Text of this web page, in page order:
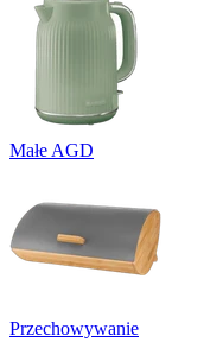
Małe AGD
Przechowywanie